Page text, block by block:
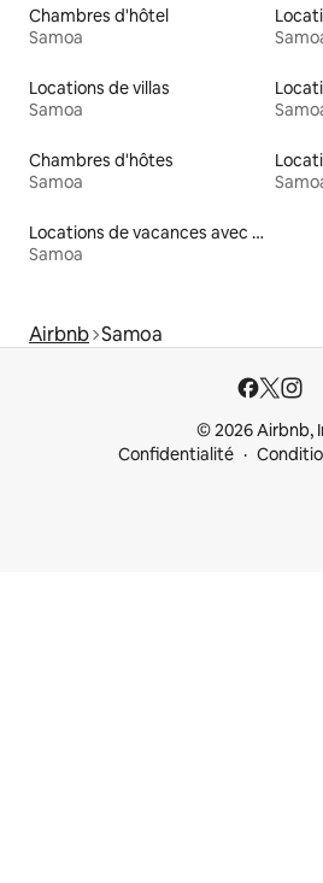
Chambres d'hôtel
Samoa
Locations de villas
Samoa
Chambres d'hôtes
Samoa
Locations de vacances avec piscine
Samoa
Airbnb Samoa
© 2026 Airbnb,
Confidentialité